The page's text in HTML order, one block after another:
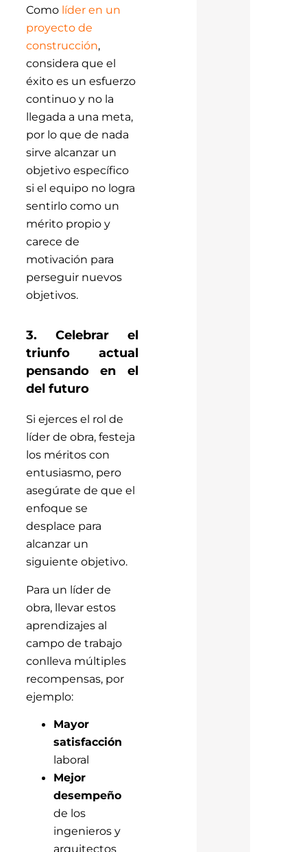
Como líder en un
proyecto de
construcción,
considera que el
éxito es un esfuerzo
continuo y no la
llegada a una meta,
por lo que de nada
sirve alcanzar un
objetivo específico
si el equipo no logra
sentirlo como un
mérito propio y
carece de
motivación para
perseguir nuevos
objetivos.
3. Celebrar el
triunfo actual
pensando en el
del futuro
Si ejerces el rol de
líder de obra, festeja
los méritos con
entusiasmo, pero
asegúrate de que el
enfoque se
desplace para
alcanzar un
siguiente objetivo.
Para un líder de
obra, llevar estos
aprendizajes al
campo de trabajo
conlleva múltiples
recompensas, por
ejemplo:
Mayor
satisfacción
laboral
Mejor
desempeño
de los
ingenieros y
arquitectos